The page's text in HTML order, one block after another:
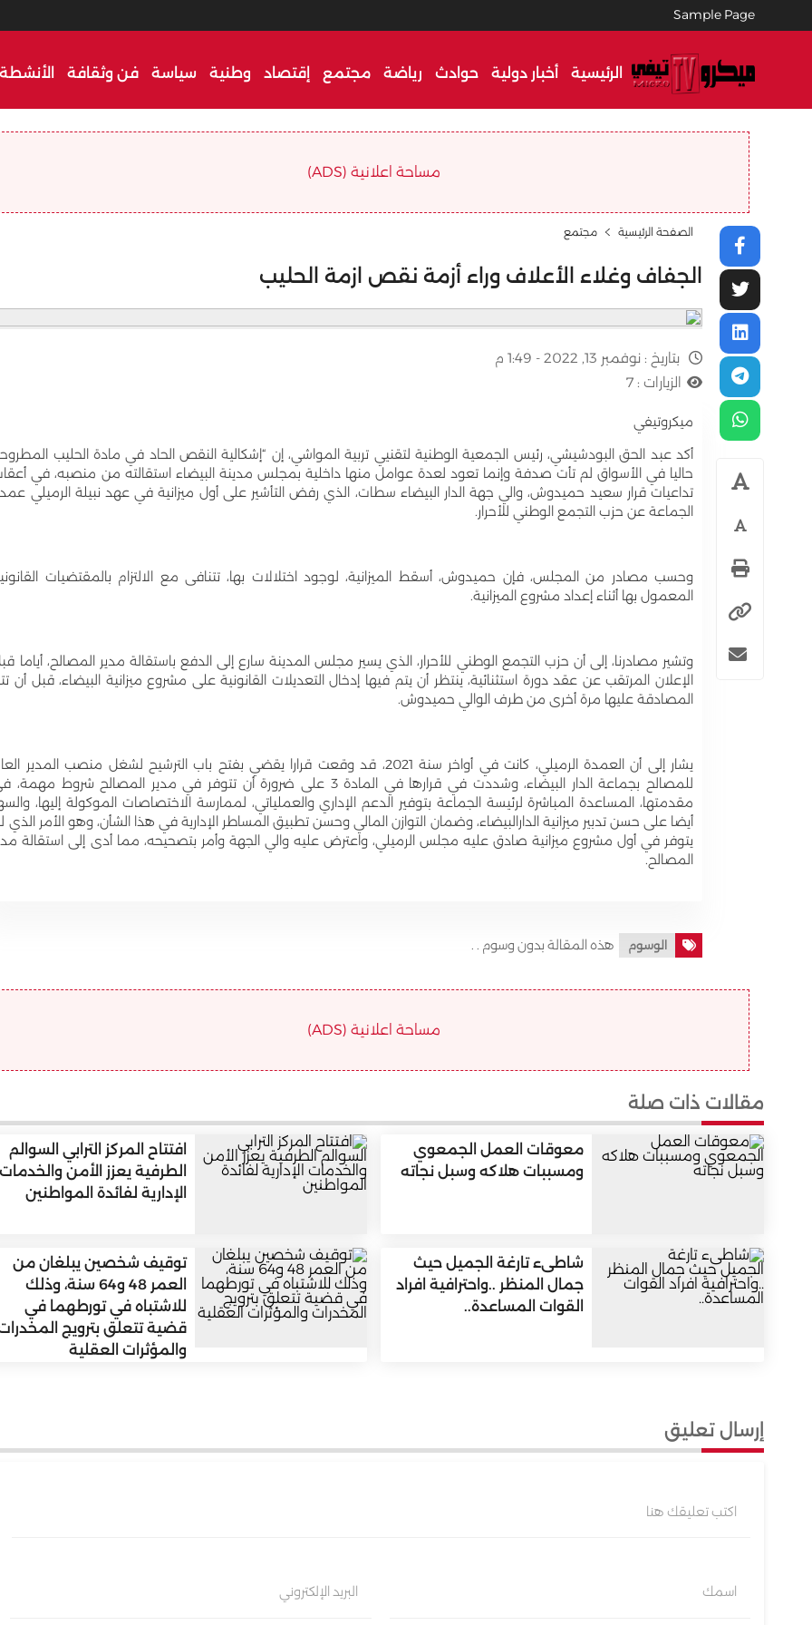
Sample Page
الرئيسية أخبار دولية حوادث رياضة مجتمع إقتصاد وطنية سياسة فن وثقافة
مساحة اعلانية (ADS)
الصفحة الرئيسية مجتمع
الجفاف وغلاء الأعلاف وراء أزمة نقص ازمة الحليب
بتاريخ : نوفمبر 13, 2022 - 1:49 م
الزيارات : 7
ميكروتيفي
أكد عبد الحق البودشيشي، رئيس الجمعية الوطنية لتقنيي تربية المواشي، إن “إشكالية النقص الحاد في مادة الحليب
حاليا في الأسواق لم تأت صدفة وإنما تعود لعدة عوامل منها داخلية بمجلس مدينة البيضاء استقالته من منصبه، في
تداعيات قرار سعيد حميدوش، والي جهة الدار البيضاء سطات، الذي رفض التأشير على أول ميزانية في عهد نبيلة الرميلي
الجماعة عن حزب التجمع الوطني للأحرار.
وحسب مصادر من المجلس، فإن حميدوش، أسقط الميزانية، لوجود اختلالات بها، تتنافى مع الالتزام بالمقتضيات
المعمول بها أثناء إعداد مشروع الميزانية.
وتشير مصادرنا، إلى أن حزب التجمع الوطني للأحرار، الذي يسير مجلس المدينة سارع إلى الدفع باستقالة مدير المصالح، أياما
الإعلان المرتقب عن عقد دورة استثنائية، ينتظر أن يتم فيها إدخال التعديلات القانونية على مشروع ميزانية البيضاء، قبل أن
المصادقة عليها مرة أخرى من طرف الوالي حميدوش.
يشار إلى أن العمدة الرميلي، كانت في أواخر سنة 2021، قد وقعت قرارا يقضي بفتح باب الترشيح لشغل منصب المدير
للمصالح بجماعة الدار البيضاء، وشددت في قرارها في المادة 3 على ضرورة أن تتوفر في مدير المصالح شروط
مقدمتها، المساعدة المباشرة لرئيسة الجماعة بتوفير الدعم الإداري والعملياتي، لممارسة الاختصاصات الموكولة إليها،
أيضا على حسن تدبير ميزانية الدارالبيضاء، وضمان التوازن المالي وحسن تطبيق المساطر الإدارية في هذا الشأن، وهو الأمر الذي
يتوفر في أول مشروع ميزانية صادق عليه مجلس الرميلي، واعترض عليه والي الجهة وأمر بتصحيحه، مما أدى إلى استقالة
المصالح.
الوسوم هذه المقالة بدون وسوم . .
مساحة اعلانية (ADS)
مقالات ذات صلة
معوقات العمل الجمعوي
ومسببات هلاكه وسبل نجاته
افتتاح المركز الترابي السوالم
الطرفية يعزز الأمن
الإدارية لفائدة المواطنين
شاطىء تارغة الجميل حيث
جمال المنظر ..واحترافية افراد
القوات المساعدة..
توقيف شخصين يبلغان من
العمر 48 و64 سنة، وذلك
للاشتباه في تورطهما في
قضية تتعلق بترويج
والمؤثرات العقلية
إرسال تعليق
اكتب تعليقك هنا
اسمك البريد الإلكتروني